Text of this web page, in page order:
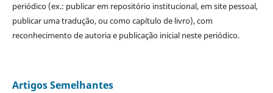
periódico (ex.: publicar em repositório institucional, em site pessoal,
publicar uma tradução, ou como capítulo de livro), com
reconhecimento de autoria e publicação inicial neste periódico.
Artigos Semelhantes